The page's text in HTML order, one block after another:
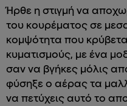
Ήρθε η στιγμή να
του κουρέματος σε
κομψότητα που
κυματισμούς, με ένα
σαν να βγήκες μόλις
φύσηξε ο αέρας τα
να πετύχεις αυτό το